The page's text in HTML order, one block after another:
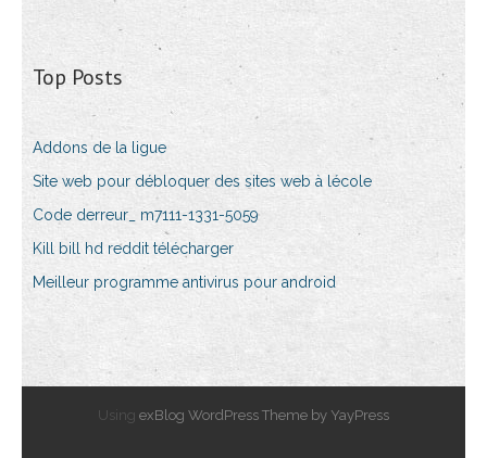
Top Posts
Addons de la ligue
Site web pour débloquer des sites web à lécole
Code derreur_ m7111-1331-5059
Kill bill hd reddit télécharger
Meilleur programme antivirus pour android
Using exBlog WordPress Theme by YayPress